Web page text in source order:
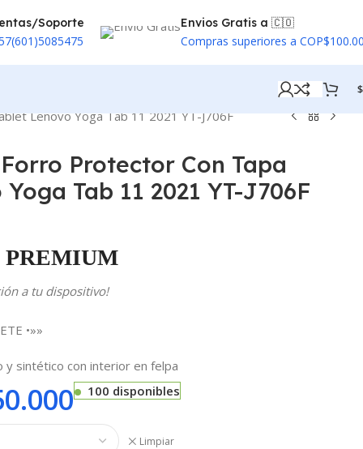
Soporte Envios Gratis a 🇨🇴
Compras superiores a
$
Lenovo Yoga Tab 11 2021 YT-J706F
Protector Con Tapa
Tab 11 2021 YT-J706F
a tu dispositivo!
•»»
sintético con interior en felpa
100 disponibles
Limpiar